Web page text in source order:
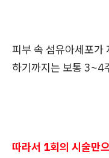
피부 속 섬유아세포가
하기까지는 보통 3~4
따라서 1회의 시술만